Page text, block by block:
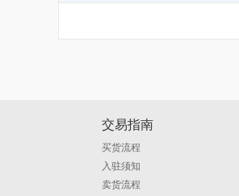
交易指南
买货流程
入驻须知
卖货流程